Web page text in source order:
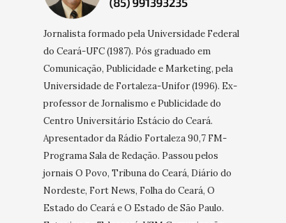
Jornalista formado pela Universidade Federal
do Ceará-UFC (1987). Pós graduado em
Comunicação, Publicidade e Marketing, pela
Universidade de Fortaleza-Unifor (1996). Ex-
professor de Jornalismo e Publicidade do
Centro Universitário Estácio do Ceará.
Apresentador da Rádio Fortaleza 90,7 FM-
Programa Sala de Redação. Passou pelos
jornais O Povo, Tribuna do Ceará, Diário do
Nordeste, Fort News, Folha do Ceará, O
Estado do Ceará e O Estado de São Paulo.